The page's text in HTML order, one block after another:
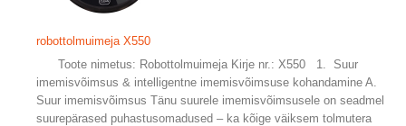
robottolmuimeja X550
Toote nimetus: Robottolmuimeja Kirje nr.: X550 1. Suur
imemisvõimsus & intelligentne imemisvõimsuse kohandamine A.
Suur imemisvõimsus Tänu suurele imemisvõimsusele on seadmel
suurepärased puhastusomadused – ka kõige väiksem tolmutera